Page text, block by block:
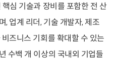
심 기술과 장비를 포함한 전 산
, 업계 리더, 기술 개발자, 제조
즈니스 기회를 확대할 수 있는
수백 개 이상의 국내외 기업들